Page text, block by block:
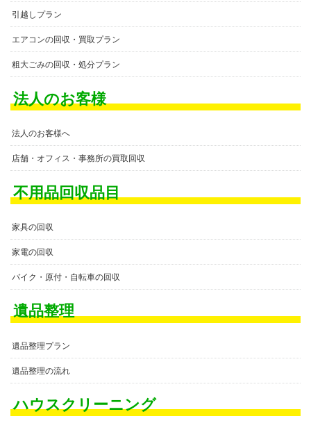
引越しプラン
エアコンの回収・買取プラン
粗大ごみの回収・処分プラン
法人のお客様
法人のお客様へ
店舗・オフィス・事務所の買取回収
不用品回収品目
家具の回収
家電の回収
バイク・原付・自転車の回収
遺品整理
遺品整理プラン
遺品整理の流れ
ハウスクリーニング